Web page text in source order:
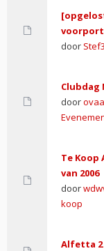
door
Clubdag
door
Te Koop
van 2006
door
koop
Alfetta